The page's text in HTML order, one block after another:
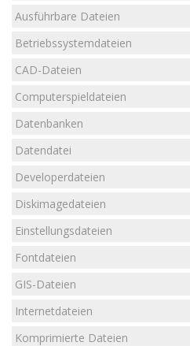
Ausführbare Dateien
Betriebssystemdateien
CAD-Dateien
Computerspieldateien
Datenbanken
Datendatei
Developerdateien
Diskimagedateien
Einstellungsdateien
Fontdateien
GIS-Dateien
Internetdateien
Komprimierte Dateien